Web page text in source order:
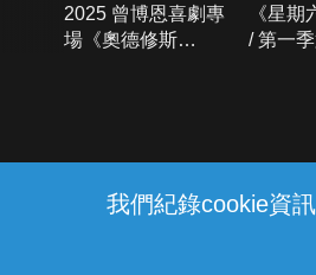
我們紀錄cookie資
2025 曾博恩喜劇專
場《奧德修斯
《星期
/ 第一